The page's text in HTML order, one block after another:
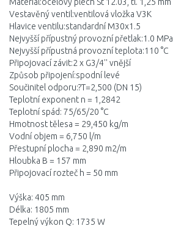
Vestavěný ventil:ventilová vložka V3K
Hlavice ventilu:standardní M30x1.5
Nejvyšší přípustný provozní přetlak:1.0 MPa
Nejvyšší přípustná provozní teplota:110 °C
Připojovací závit:2 x G3/4'' vnější
Způsob připojení:spodní levé
Součinitel odporu:?T=2,500 (DN 15)
Teplotní exponent n = 1,2842
Teplotní spád: 75/65/20 °C
Hmotnost tělesa = 29,450 kg/m
Vodní objem = 6,750 l/m
Přestupní plocha = 2,890 m2/m
Hloubka B = 157 mm
Připojovací rozteč h = 50 mm
Výška: 405 mm
Délka: 1805 mm
Tepelný výkon Q: 1735 W